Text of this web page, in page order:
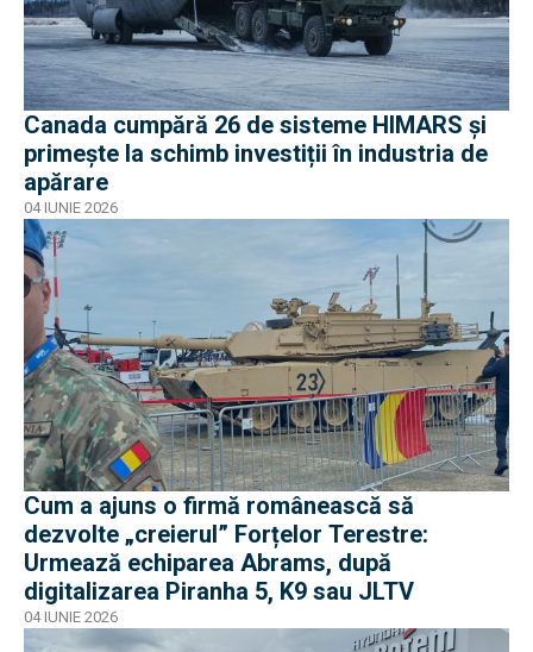
Canada cumpără 26 de sisteme HIMARS și
primește la schimb investiții în industria de
apărare
04 IUNIE 2026
Cum a ajuns o firmă românească să
dezvolte „creierul” Forțelor Terestre:
Urmează echiparea Abrams, după
digitalizarea Piranha 5, K9 sau JLTV
04 IUNIE 2026